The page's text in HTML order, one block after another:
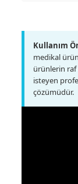
Kullanım
medikal
ürünlerin
isteyen
çözümüdür.